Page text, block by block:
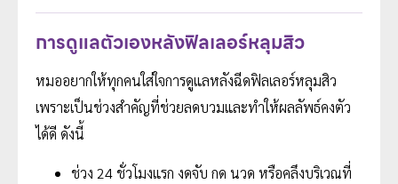
การดูแลตัวเองหลังฟิลเลอร์หลุมสิว
หมออยากให้ทุกคนใส่ใจการดูแลหลังฉีดฟิลเลอร์หลุมสิว
เพราะเป็นช่วงสำคัญที่ช่วยลดบวมและทำให้ผลลัพธ์คงตัว
ได้ดี ดังนี้
ช่วง 24 ชั่วโมงแรก งดจับ กด นวด หรือคลึงบริเวณที่